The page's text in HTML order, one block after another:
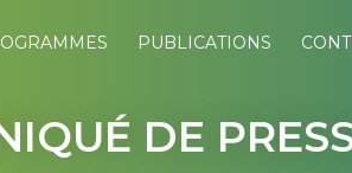
PUBLICATIONS
DE